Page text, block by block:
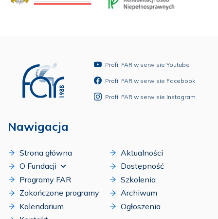
Profil FAR w serwisie Youtube
Profil FAR w serwisie Facebook
Profil FAR w serwisie Instagram
Nawigacja
Strona główna
O Fundacji
Programy FAR
Zakończone programy
Kalendarium
Aktualności
Dostępność
Szkolenia
Archiwum
Ogłoszenia